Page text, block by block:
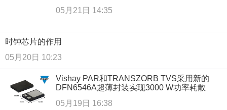
05月21日 14:35
时钟芯片的作用
05月20日 10:23
Vishay PAR和TRANSZORB TVS采用新的
DFN6546A超薄封装实现3000 W功率耗散
05月19日 16:38